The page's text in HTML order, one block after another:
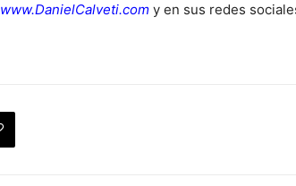
www.DanielCalveti.com y en sus redes